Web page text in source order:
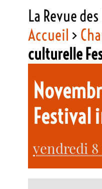
La Revue
Accueil >
culturelle
vendredi 8